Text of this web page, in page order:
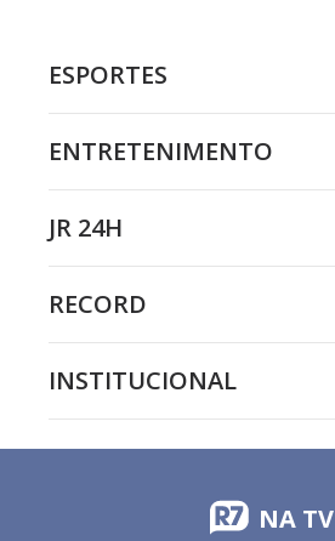
ESPORTES
ENTRETENIMENTO
JR 24H
RECORD
INSTITUCIONAL
NA TV